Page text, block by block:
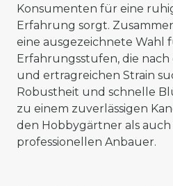
Konsumenten für eine
Erfahrung sorgt.
eine ausgezeichnete Wahl
Erfahrungsstufen, die
und ertragreichen Strain
Robustheit und schnelle
zu einem zuverlässigen
den Hobbygärtner als
professionellen Anbauer.